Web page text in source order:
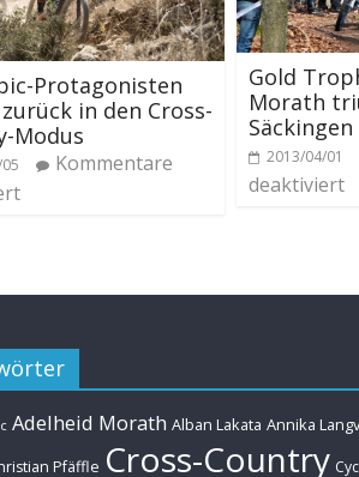
Protagonisten
in den Cross-
Modus
Kommentare
Gold
Morath
Säckingen
2013/04/01
deaktiviert
Adelheid Morath Alban Lakata Annika
Pfäffle Cross-Country